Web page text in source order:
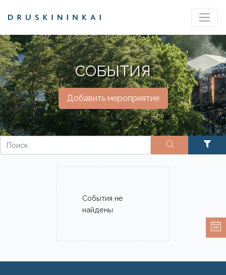
СОБЫТИЯ
Добавить мероприятие
События не
найдены
09